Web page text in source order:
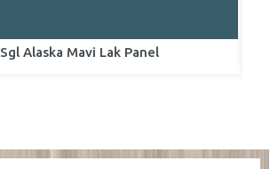
Sgl Alaska Mavi Lak Panel